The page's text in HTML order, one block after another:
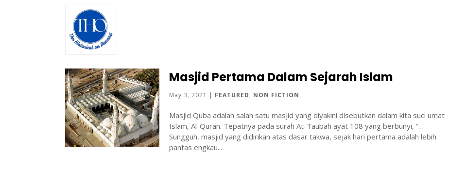
Masjid Pertama Dalam Sejarah Islam
May 3, 2021 | FEATURED, NON FICTION
Masjid Quba adalah salah satu masjid yang diyakini disebutkan dalam kita suci umat
Islam, Al-Quran. Tepatnya pada surah At-Taubah ayat 108 yang berbunyi, “…
Sungguh, masjid yang didirikan atas dasar takwa, sejak hari pertama adalah lebih
pantas engkau...